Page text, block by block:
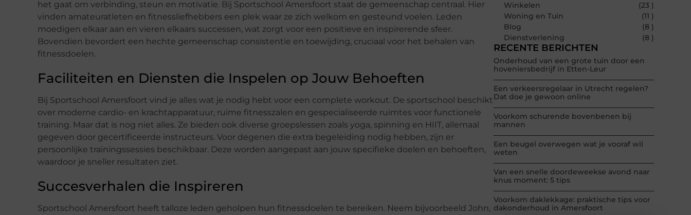
het gaat om verbinding, steun en motivatie. Bij Sportschool Amersfoort staat de gemeenschap centraal. Hier
vinden amateuratleten en fitnessliefhebbers een plek waar ze zich welkom en gesteund voelen. Leden
moedigen elkaar aan en vieren elkaars successen, wat zorgt voor een positieve en inspirerende sfeer.
Bovendien bevordert een hechte gemeenschap consistentie en toewijding, cruciaal voor het behalen van
fitnessdoelen.
Faciliteiten en Diensten die Inspelen op Jouw Behoeften
Bij Sportschool Amersfoort vind je alles wat je nodig hebt voor een complete workout. De sportschool beschikt
over moderne cardio- en krachtapparatuur, ruime fitnesszalen en gespecialiseerde ruimtes voor functionele
training. Maar dat is nog niet alles. Ze bieden ook diverse groepslessen zoals yoga, spinning en HIIT, allemaal
gegeven door gecertificeerde instructeurs. Voor degenen die extra begeleiding nodig hebben, zijn er
persoonlijke trainingssessies beschikbaar. Deze worden aangepast aan jouw specifieke doelen en behoeften,
waardoor je sneller resultaten ziet.
Succesverhalen die Inspireren
Sportschool Amersfoort heeft talloze leden geholpen hun fitnessdoelen te bereiken. Neem bijvoorbeeld John,
Winkelen
(23 )
Woning en Tuin
(11 )
Blog
(8 )
Dienstverlening
(8 )
RECENTE BERICHTEN
Onderhoud van een grote tuin door een
hoveniersbedrijf in Etten-Leur
Een verkeersregelaar in Utrecht regelen?
Dat doe je gewoon online
Voorkom schurende bovenbenen bij
mannen
Een beugel overwegen wat je vooraf wil
weten
Van een snelle doordeweekse avond naar
knus moment: 5 tips
Voorkom daklekkage: praktische tips voor
dakonderhoud in Amersfoort